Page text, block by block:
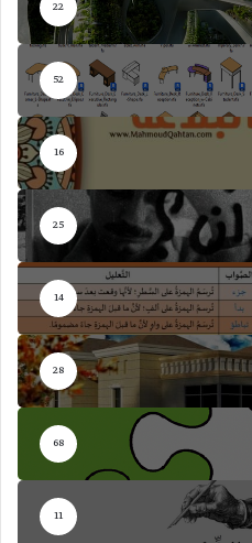
22
52
16
25
14
28
68
11